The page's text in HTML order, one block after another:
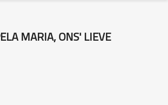
MARIA, ONS' LIEVE